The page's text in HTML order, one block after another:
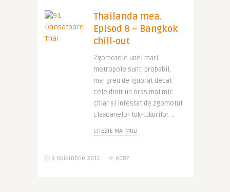
Thailanda mea.
Episod 8 – Bangkok
chill-out
Zgomotele unei mari
metropole sunt, probabil,
mai greu de ignorat decat
cele dintr-un oras mai mic
chiar si infestat de zgomotul
claxoanelor tuk-tukurilor. ..
CITEȘTE MAI MULT
9 noiembrie 2011 6087